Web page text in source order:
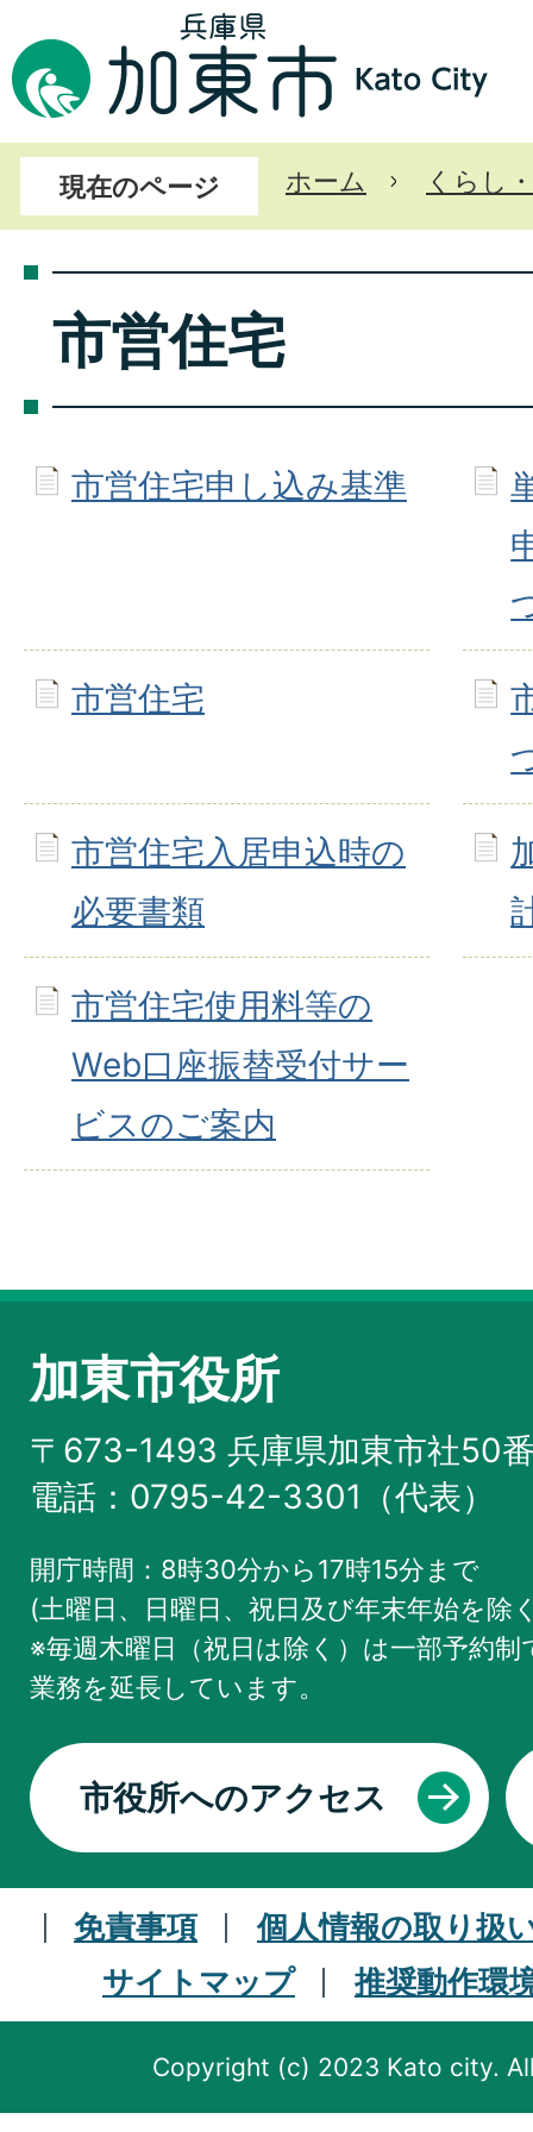
現在のページ ホーム くらし
市営住宅
市営住宅申し込み基準
市営住宅
市営住宅入居申込時の
必要書類
市営住宅使用料等の
Web口座振替受付サー
ビスのご案内
加東市役所
〒673-1493 兵庫県加東市社50
電話：0795-42-3301（代表）
開庁時間：8時30分から17時15分まで
(土曜日、日曜日、祝日及び年末年始を除
※毎週木曜日（祝日は除く）は一部予約
業務を延長しています。
市役所へのアクセス
免責事項
個人情報の取り扱
サイトマップ
推奨動作環
Copyright (c) 2023 Kato city.